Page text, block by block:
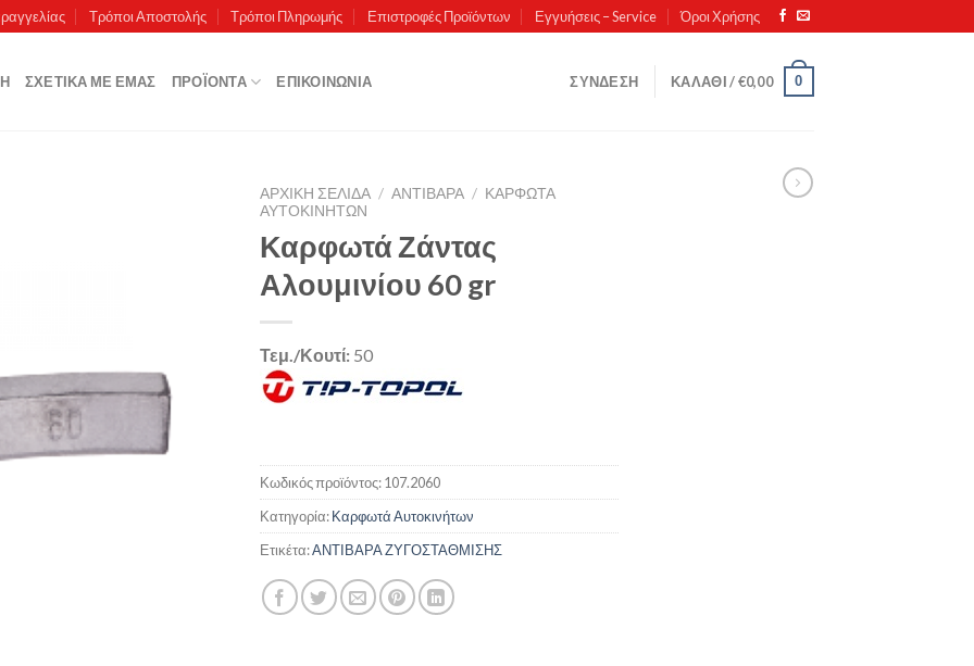
Τρόποι Αποστολής Τρόποι Πληρωμής Επιστροφές Προϊόντων Εγγυήσεις – Service Όροι Χρήσης
ΣΧΕΤΙΚΆ ΜΕ ΕΜΆΣ ΠΡΟΪΌΝΤΑ ΕΠΙΚΟΙΝΩΝΊΑ ΣΎΝΔΕΣΗ ΚΑΛΆΘΙ /€0,00 0
ΑΡΧΙΚΉ ΣΕΛΊΔΑ / ΑΝΤΙΒΑΡΑ / ΚΑΡΦΩΤΆ
ΑΥΤΟΚΙΝΉΤΩΝ
Καρφωτά Ζάντας
Αλουμινίου 60 gr
Τεμ./Κουτί: 50
Κωδικός προϊόντος:107.2060
Κατηγορία:Καρφωτά Αυτοκινήτων
Ετικέτα:ΑΝΤΙΒΑΡΑ ΖΥΓΟΣΤΑΘΜΙΣΗΣ